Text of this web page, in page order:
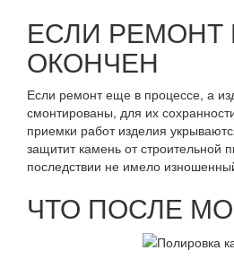
ЕСЛИ РЕМОНТ
ОКОНЧЕН
Если ремонт еще в процессе, а
смонтированы, для их
приемки работ изделия
защитит камень от строительной
последствии не имело
ЧТО ПОСЛЕ